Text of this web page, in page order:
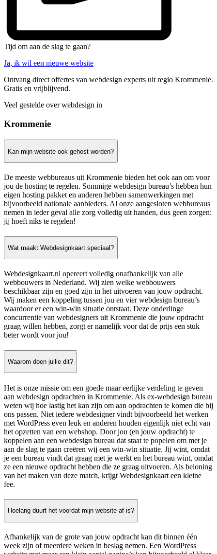
Tijd om aan de slag te gaan?
Ja, ik wil een nieuwe website
Ontvang direct offertes van webdesign experts uit regio Krommenie.
Gratis en vrijblijvend.
Veel gestelde over webdesign in
Krommenie
Kan mijn website ook gehost worden?
De meeste webbureaus uit Krommenie bieden het ook aan om voor
jou de hosting te regelen. Sommige webdesign bureau’s hebben hun
eigen hosting pakket en anderen hebben samenwerkingen met
bijvoorbeeld nationale aanbieders. Al onze aangesloten webbureaus
nemen in ieder geval alle zorg volledig uit handen, dus geen zorgen:
jij hoeft niks te regelen!
Wat maakt Webdesignkaart speciaal?
Webdesignkaart.nl opereert volledig onafhankelijk van alle
webbouwers in Nederland. Wij zien welke webbouwers
beschikbaar zijn en goed zijn in het uitvoeren van jouw opdracht.
Wij maken een koppeling tussen jou en vier webdesign bureau’s
waardoor er een win-win situatie ontstaat. Deze onderlinge
concurrentie van webdesigners uit Krommenie die jouw opdracht
graag willen hebben, zorgt er namelijk voor dat de prijs een stuk
beter wordt voor jou!
Waarom doen jullie dit?
Het is onze missie om een goede maar eerlijke verdeling te geven
aan webdesign opdrachten in Krommenie. Als ex-webdesign bureau
weten wij hoe lastig het kan zijn om aan opdrachten te komen die bij
ons passen. Niet iedere webdesigner vindt bijvoorbeeld het werken
met WordPress even leuk en anderen houden eigenlijk niet echt van
het opzetten van een webshop. Door jou (en jouw opdracht) te
koppelen aan een webdesign bureau dat staat te popelen om met je
aan de slag te gaan creëren wij een win-win situatie. Jij wint, omdat
je een bureau vindt dat graag met je werkt en het bureau wint, omdat
ze een nieuwe opdracht hebben die ze graag uitvoeren. Als beloning
van het maken van deze match, krijgt Webdesignkaart een kleine
fee.
Hoelang duurt het voordat mijn website af is?
Afhankelijk van de grote van jouw opdracht kan dit binnen één
week zijn of meerdere weken in beslag nemen. Een WordPress